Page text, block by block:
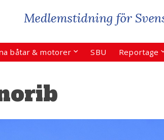
båtar & motorer SBU Reportage